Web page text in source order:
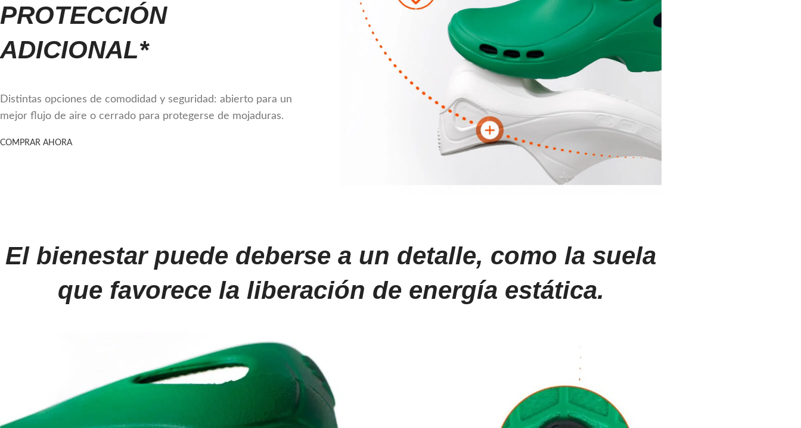
PROTECCIÓN
ADICIONAL*
Distintas opciones de comodidad y seguridad: abierto para un
mejor flujo de aire o cerrado para protegerse de mojaduras.
COMPRAR AHORA
El bienestar puede deberse a un detalle, como la suela
que favorece la liberación de energía estática.